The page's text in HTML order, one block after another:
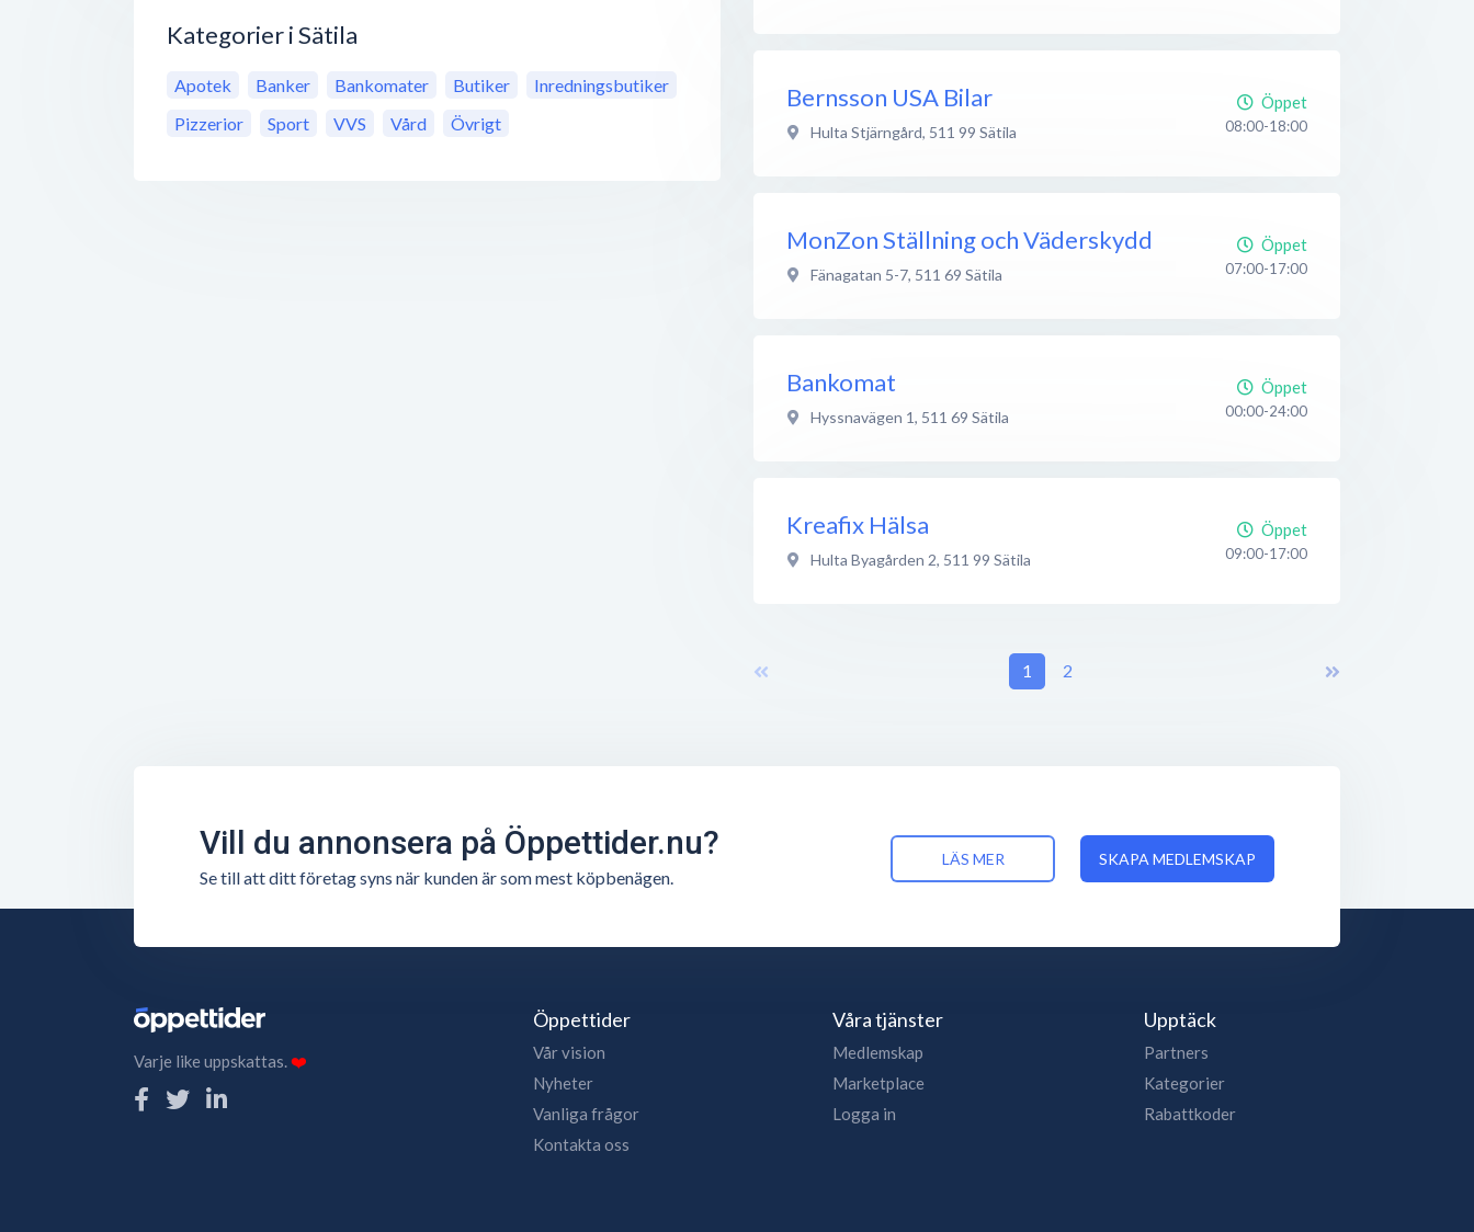
Kategorier i Sätila
Apotek Banker Bankomater Butiker
Inredningsbutiker
Pizzerior
Sport VVS Vård Övrigt
Bernsson USA Bilar
Hulta Stjärngård, 511 99 Sätila
Öppet
08:00-18:00
MonZon Ställning och Väderskydd
Fänagatan 5-7, 511 69 Sätila
Öppet
07:00-17:00
Bankomat
Hyssnavägen 1, 511 69 Sätila
Öppet
00:00-24:00
Kreafix Hälsa
Hulta Byagården 2, 511 99 Sätila
Öppet
09:00-17:00
1 2
Vill du annonsera på Öppettider.nu?
Se till att ditt företag syns när kunden är som mest köpbenägen.
LÄS MER SKAPA MEDLEMSKAP
Varje like uppskattas.❤️
Öppettider
Vår vision
Nyheter
Vanliga frågor
Kontakta oss
Våra tjänster
Medlemskap
Marketplace
Logga in
Upptäck
Partners
Kategorier
Rabattkoder